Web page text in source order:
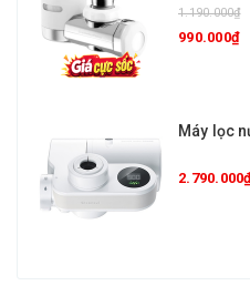
1.190.000₫
990.000₫
Máy lọc